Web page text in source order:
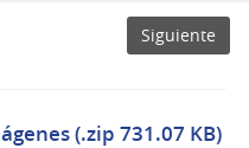
Siguiente
(.zip 731.07 KB)